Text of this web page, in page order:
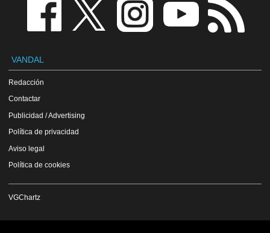
VANDAL
Redacción
Contactar
Publicidad / Advertising
Política de privacidad
Aviso legal
Política de cookies
VGChartz